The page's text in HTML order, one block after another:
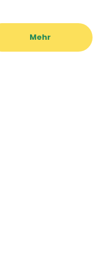
Mehr